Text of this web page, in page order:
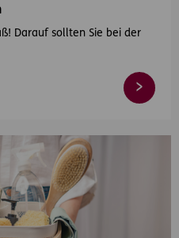
Darauf sollten Sie bei der